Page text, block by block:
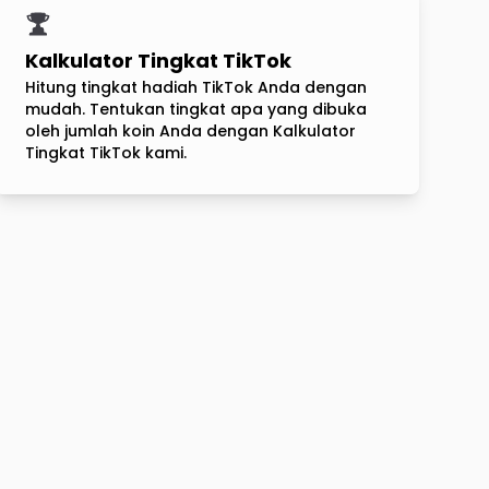
Kalkulator Tingkat TikTok
Hitung tingkat hadiah TikTok Anda dengan
mudah. Tentukan tingkat apa yang dibuka
oleh jumlah koin Anda dengan Kalkulator
Tingkat TikTok kami.